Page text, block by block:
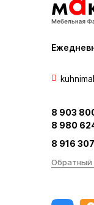
8 903
8 980
8 916
Обратный